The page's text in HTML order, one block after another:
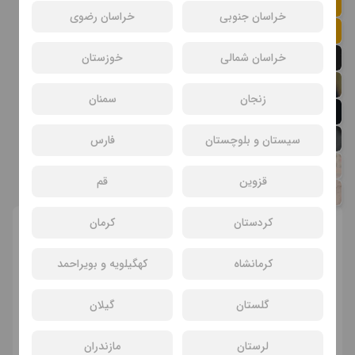
خراسان جنوبی خراسان رضوی
خراسان شمالی خوزستان
زنجان سمنان
سیستان و بلوچستان فارس
قزوین قم
کردستان کرمان
کرمانشاه کهگیلویه و بویراحمد
گلستان گیلان
لرستان مازندران
سارا محمدی
آرمان ابوحمزه
امیرعلی رحمتی
انتخاب سانس و سینما